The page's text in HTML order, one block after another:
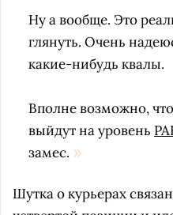
Ну а вообще. Это
глянуть. Очень
какие-нибудь квалы.
Вполне возможно,
выйдут на уровень
замес.
Шутка о курьерах